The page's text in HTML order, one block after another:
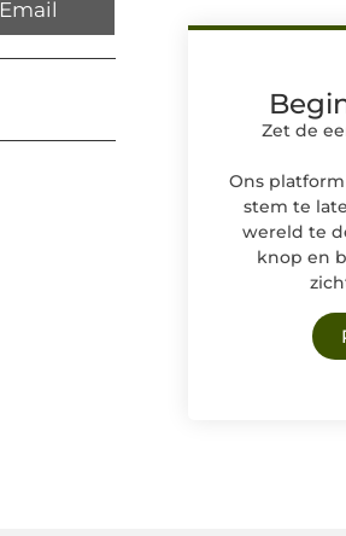
Email
Zet de
Ons
stem te
wereld te
knop en